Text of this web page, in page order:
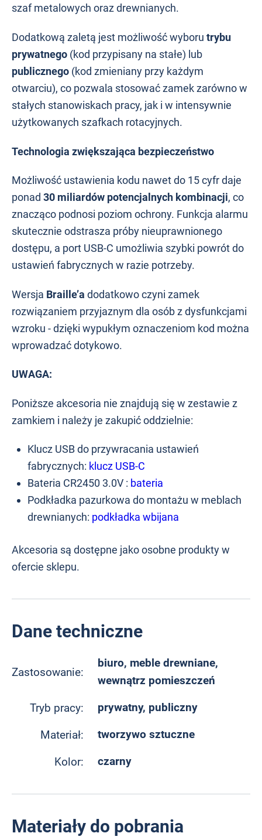
szaf metalowych oraz drewnianych.
Dodatkową zaletą jest możliwość wyboru trybu
prywatnego (kod przypisany na stałe) lub
publicznego (kod zmieniany przy każdym
otwarciu), co pozwala stosować zamek zarówno w
stałych stanowiskach pracy, jak i w intensywnie
użytkowanych szafkach rotacyjnych.
Technologia zwiększająca bezpieczeństwo
Możliwość ustawienia kodu nawet do 15 cyfr daje
ponad 30 miliardów potencjalnych kombinacji, co
znacząco podnosi poziom ochrony. Funkcja alarmu
skutecznie odstrasza próby nieuprawnionego
dostępu, a port USB-C umożliwia szybki powrót do
ustawień fabrycznych w razie potrzeby.
Wersja Braille’a dodatkowo czyni zamek
rozwiązaniem przyjaznym dla osób z dysfunkcjami
wzroku - dzięki wypukłym oznaczeniom kod można
wprowadzać dotykowo.
UWAGA:
Poniższe akcesoria nie znajdują się w zestawie z
zamkiem i należy je zakupić oddzielnie:
Klucz USB do przywracania ustawień
fabrycznych: klucz USB-C
Bateria CR2450 3.0V : bateria
Podkładka pazurkowa do montażu w meblach
drewnianych: podkładka wbijana
Akcesoria są dostępne jako osobne produkty w
ofercie sklepu.
Dane techniczne
Zastosowanie:
biuro, meble drewniane,
wewnątrz pomieszczeń
Tryb pracy: prywatny, publiczny
Materiał: tworzywo sztuczne
Kolor: czarny
Materiały do pobrania